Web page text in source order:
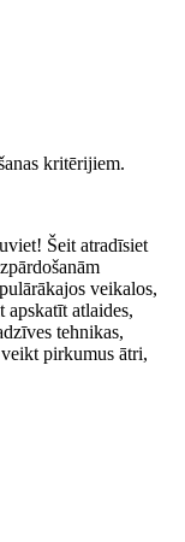
kritērijiem.
Šeit atradīsiet
veikalos,
apskatīt atlaides,
tehnikas,
pirkumus ātri,